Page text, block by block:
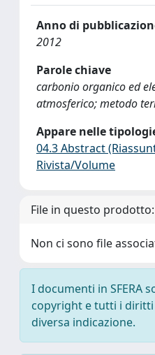
Anno di
2012
Parole chiave
carbonio organico ed
atmosferico; metodo
Appare nelle
04.3 Abstract
Rivista/Volume
File in questo prodotto:
Non ci sono file
I documenti in SFERA
copyright e tutti i
diversa indicazione.